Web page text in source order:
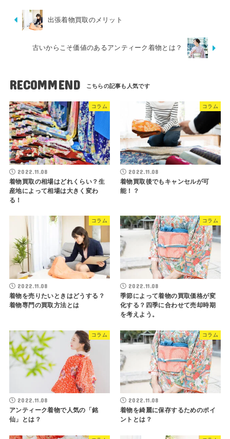
出張着物買取のメリット
古いからこそ価値のあるアンティーク着物とは？
RECOMMEND
コラム
2022.11.08
着物買取の相場はどれくらい？生
産地によって相場は大きく変わ
る！
コラム
2022.11.08
着物買取後でもキャンセルが可
能！？
コラム
2022.11.08
着物を売りたいときはどうする？
着物専門の買取方法とは
コラム
2022.11.08
季節によって着物の買取価格が変
化する？四季に合わせて売却時期
を考えよう。
コラム
2022.11.08
アンティーク着物で人気の「銘
仙」とは？
コラム
2022.11.08
着物を綺麗に保存するためのポイ
ントとは？